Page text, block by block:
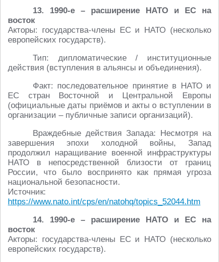
13. 1990-е – расширение НАТО и ЕС на
восток
Акторы: государства-члены ЕС и НАТО (несколько
европейских государств).
Тип: дипломатические / институционные
действия (вступления в альянсы и объединения).
Факт: последовательное принятие в НАТО и
ЕС стран Восточной и Центральной Европы
(официальные даты приёмов и акты о вступлении в
организации – публичные записи организаций).
Враждебные действия Запада: Несмотря на
завершения эпохи холодной войны, Запад
продолжил наращивание военной инфраструктуры
НАТО в непосредственной близости от границ
России, что было воспринято как прямая угроза
национальной безопасности.
Источник:
https://www.nato.int/cps/en/natohq/topics_52044.htm
14. 1990-е – расширение НАТО и ЕС на
восток
Акторы: государства-члены ЕС и НАТО (несколько
европейских государств).